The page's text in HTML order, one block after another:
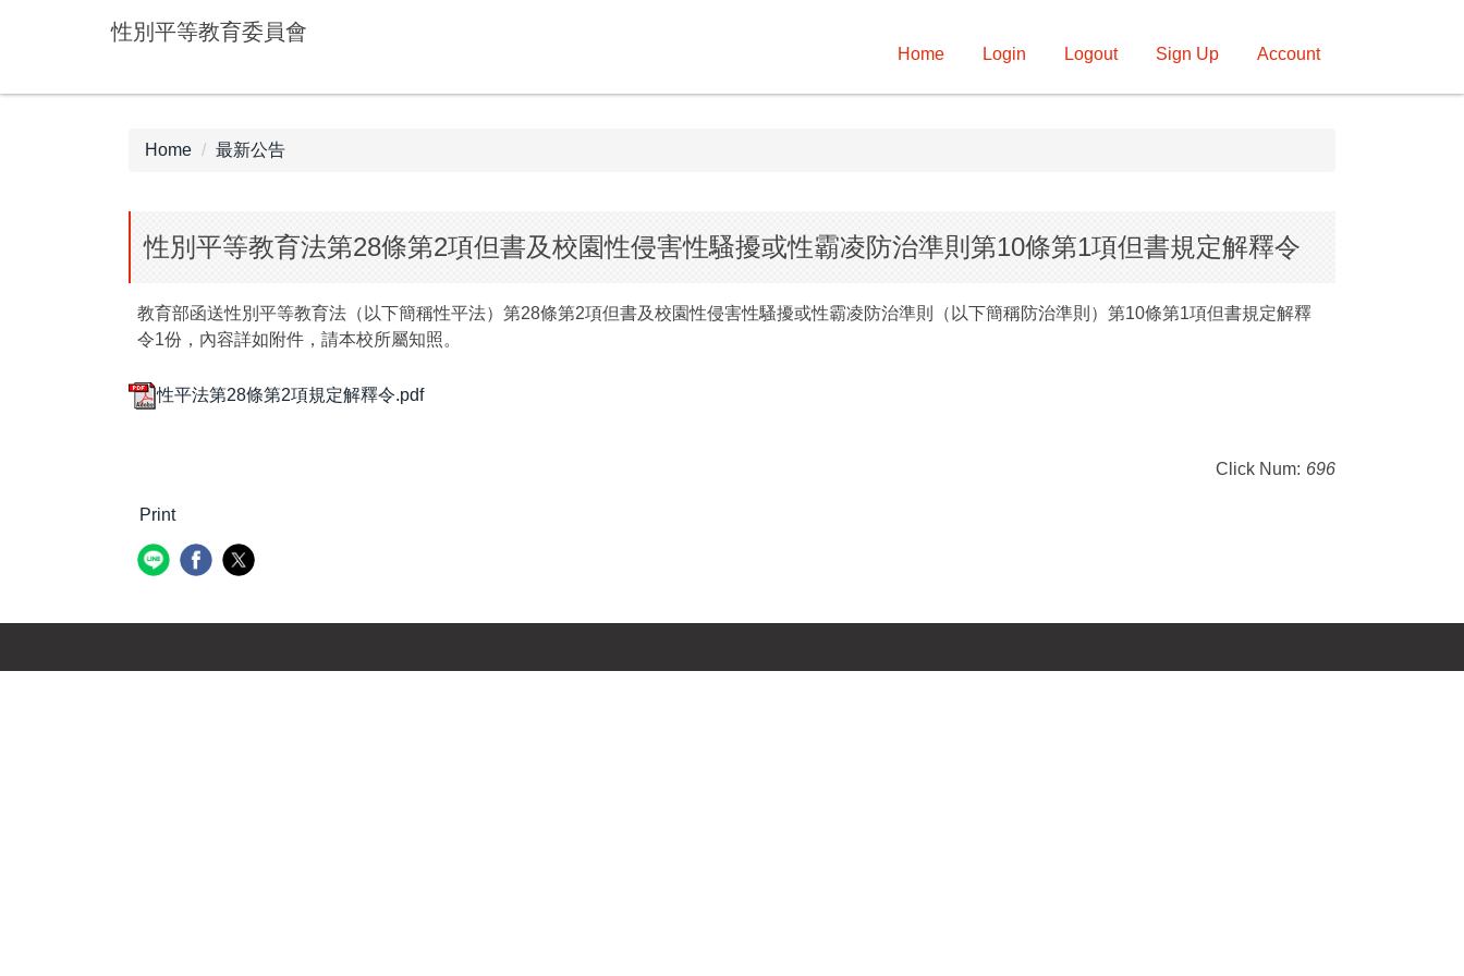
main
性別平等教育委員會
Home Login Logout Sign Up Account
Home 最新公告
性別平等教育法第28條第2項但書及校園性侵害性騷擾或性霸凌防治準則第10條第1項但書規定解釋令
教育部函送性別平等教育法（以下簡稱性平法）第28條第2項但書及校園性侵害性騷擾或性霸凌防治準則（以下簡稱防治準則）第10條第1項但書規定解釋
令1份，內容詳如附件，請本校所屬知照。
性平法第28條第2項規定解釋令.pdf
Click Num: 696
Print